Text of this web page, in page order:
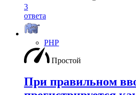
3
ответа
PHP
Простой
При правильном